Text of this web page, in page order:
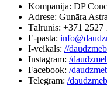
Kompānija: DP
Adrese: Gunāra
Tālrunis: +371 2527
E-pasta:
I-veikals: //
Instagram: /
Facebook: /
Telegram: /